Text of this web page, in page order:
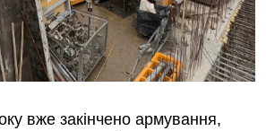
вже закінчено армування,